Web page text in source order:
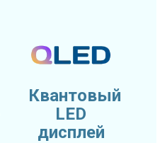
Квантовый
LED
дисплей